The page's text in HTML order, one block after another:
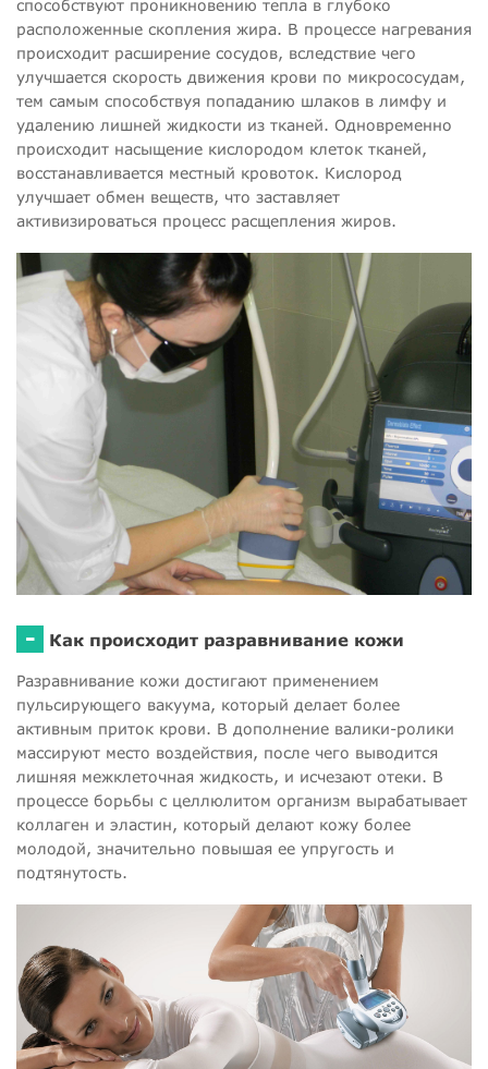
способствуют проникновению тепла в глубоко
расположенные скопления жира. В процессе нагревания
происходит расширение сосудов, вследствие чего
улучшается скорость движения крови по микрососудам,
тем самым способствуя попаданию шлаков в лимфу и
удалению лишней жидкости из тканей. Одновременно
происходит насыщение кислородом клеток тканей,
восстанавливается местный кровоток. Кислород
улучшает обмен веществ, что заставляет
активизироваться процесс расщепления жиров.
- Как происходит разравнивание кожи
Разравнивание кожи достигают применением
пульсирующего вакуума, который делает более
активным приток крови. В дополнение валики-ролики
массируют место воздействия, после чего выводится
лишняя межклеточная жидкость, и исчезают отеки. В
процессе борьбы с целлюлитом организм вырабатывает
коллаген и эластин, который делают кожу более
молодой, значительно повышая ее упругость и
подтянутость.